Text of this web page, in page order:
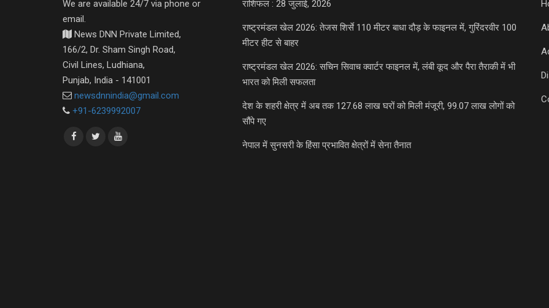
We are available 24/7 via phone or
email.
News DNN Private Limited,
166/2, Dr. Sham Singh Road,
Civil Lines, Ludhiana,
Punjab, India - 141001
newsdnnindia@gmail.com
+91-6239992007
राशिफल : 28 जुलाई, 2026
राष्ट्रमंडल खेल 2026: तेजस शिर्से 110 मीटर बाधा दौड़ के फाइनल में, गुरिंदरवीर 100
मीटर हीट से बाहर
राष्ट्रमंडल खेल 2026: सचिन सिवाच क्वार्टर फाइनल में, लंबी कूद और पैरा तैराकी में भी
भारत को मिली सफलता
देश के शहरी क्षेत्र में अब तक 127.68 लाख घरों को मिली मंजूरी, 99.07 लाख लोगों को
सौंपे गए
नेपाल में सुनसरी के हिंसा प्रभावित क्षेत्रों में सेना तैनात